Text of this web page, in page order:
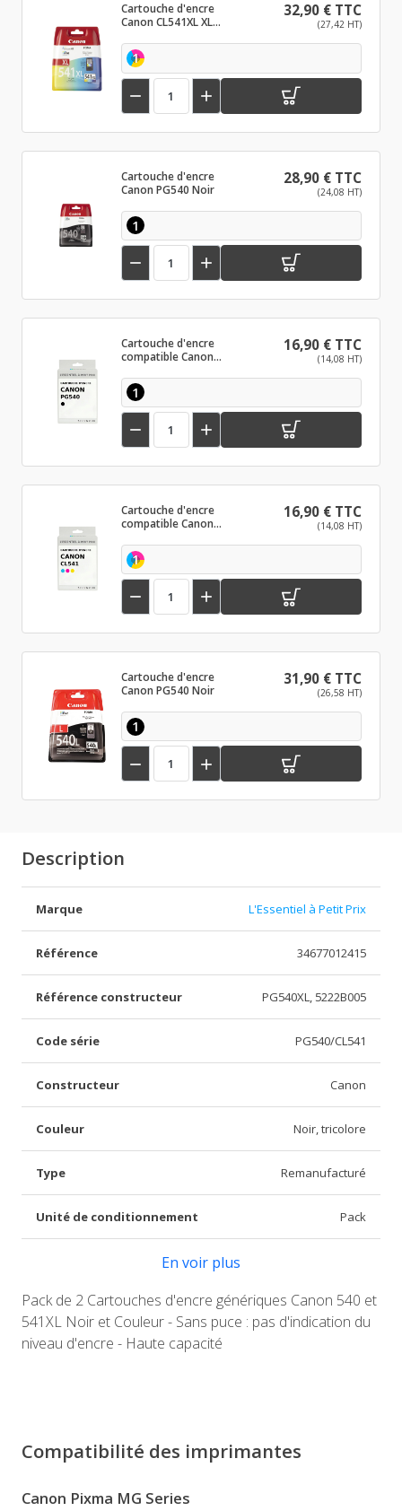
Cartouche d'encre
Canon CL541XL XL
32,90 € TTC
(27,42 HT)
1
 
Cartouche d'encre
Canon PG540 Noir
28,90 € TTC
(24,08 HT)
1
 
Cartouche d'encre
compatible Canon
16,90 € TTC
(14,08 HT)
1
 
Cartouche d'encre
compatible Canon
16,90 € TTC
(14,08 HT)
1
 
Cartouche d'encre
Canon PG540 Noir
31,90 € TTC
(26,58 HT)
1
 
Description
Marque L'Essentiel à Petit Prix
Référence 34677012415
Référence constructeur PG540XL, 5222B005
Code série PG540/CL541
Constructeur Canon
Couleur Noir, tricolore
Type Remanufacturé
Unité de conditionnement Pack
En voir plus
Pack de 2 Cartouches d'encre génériques Canon 540 et
541XL Noir et Couleur - Sans puce : pas d'indication du
niveau d'encre - Haute capacité
Compatibilité des imprimantes
Canon Pixma MG Series